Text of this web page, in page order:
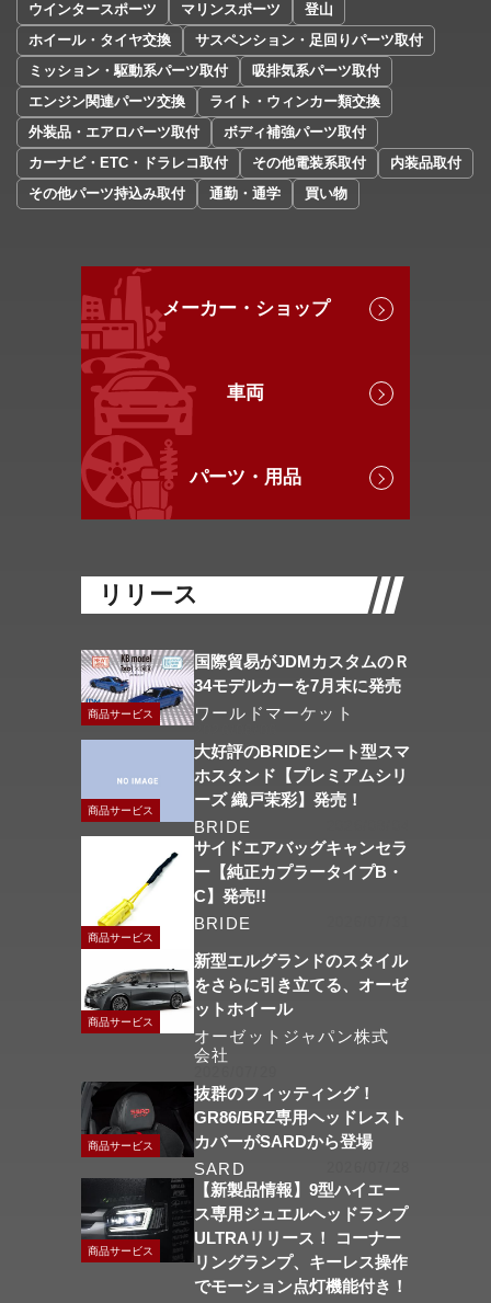
ウインタースポーツ
マリンスポーツ
登山
ホイール・タイヤ交換
サスペンション・足回りパーツ取付
ミッション・駆動系パーツ取付
吸排気系パーツ取付
エンジン関連パーツ交換
ライト・ウィンカー類交換
外装品・エアロパーツ取付
ボディ補強パーツ取付
カーナビ・ETC・ドラレコ取付
その他電装系取付
内装品取付
その他パーツ持込み取付
通勤・通学 買い物
メーカー・ショップ
車両
パーツ・用品
リリース
商品サービス
国際貿易がJDMカスタムのＲ
34モデルカーを7月末に発売
ワールドマーケット
商品サービス
大好評のBRIDEシート型スマ
ホスタンド【プレミアムシリ
ーズ 織戸茉彩】発売！
BRIDE
商品サービス
サイドエアバッグキャンセラ
ー【純正カプラータイプB・
C】発売!!
BRIDE
商品サービス
新型エルグランドのスタイル
をさらに引き立てる、オーゼ
ットホイール
オーゼットジャパン株式
会社
商品サービス
抜群のフィッティング！
GR86/BRZ専用ヘッドレスト
カバーがSARDから登場
SARD
商品サービス
【新製品情報】9型ハイエー
ス専用ジュエルヘッドランプ
ULTRAリリース！ コーナー
リングランプ、キーレス操作
でモーション点灯機能付き！